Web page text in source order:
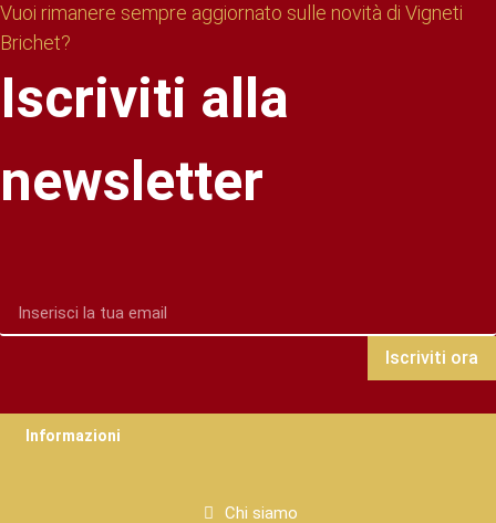
Vuoi rimanere sempre aggiornato sulle novità di Vigneti
Brichet?
Iscriviti alla
newsletter
Iscriviti ora
Informazioni
Chi siamo